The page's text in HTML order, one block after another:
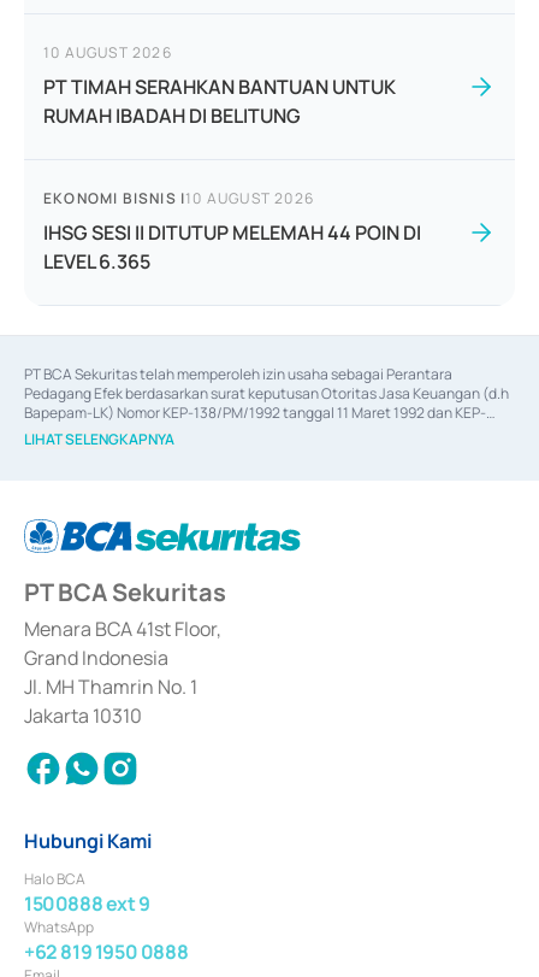
10 AUGUST 2026
PT TIMAH SERAHKAN BANTUAN UNTUK
RUMAH IBADAH DI BELITUNG
EKONOMI BISNIS |10 AUGUST 2026
IHSG SESI II DITUTUP MELEMAH 44 POIN DI
LEVEL 6.365
PT BCA Sekuritas telah memperoleh izin usaha sebagai Perantara
Pedagang Efek berdasarkan surat keputusan Otoritas Jasa Keuangan (d.h
Bapepam-LK) Nomor KEP-138/PM/1992 tanggal 11 Maret 1992 dan KEP-
06/D.04/2014 tanggal 28 Februari 2014, izin usaha sebagai Penjamin Emisi
Efek berdasarkan surat keputusan Otoritas Jasa Keuangan Nomor KEP-
berdasarkan surat keputusan Otoritas Jasa Keuangan Nomor S-
67/PM.21/2017 tanggal 3 Februari 2017, dan beberapa izin usaha lainnya
Sertifikat Deposito di Pasar Uang yang izinnya diterbitkan pada tahun 2017
dan izin usaha lainnya dari Bank Indonesia sebagai Lembaga Pendukung
Penerbitan, Transaksi, serta Penatausahaan dan Penyelesaian Transaksi
Surat Berharga Komersial yang izinnya diterbitkan pada tahun 2018.
LIHAT SELENGKAPNYA
PT BCA Sekuritas
Menara BCA 41st Floor,
Grand Indonesia
Jl. MH Thamrin No. 1
Jakarta 10310
Hubungi Kami
Halo BCA
1500888 ext 9
WhatsApp
+62 819 1950 0888